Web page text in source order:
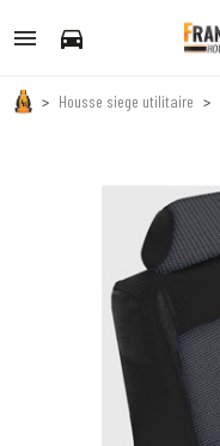
directions_car
Housse siege utilitaire